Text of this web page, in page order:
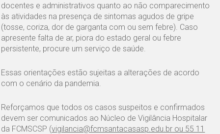
docentes e administrativos quanto ao não comparecimento
às atividades na presença de sintomas agudos de gripe
(tosse, coriza, dor de garganta com ou sem febre). Caso
apresente falta de ar, piora do estado geral ou febre
persistente, procure um serviço de saúde.
Essas orientações estão sujeitas a alterações de acordo
com o cenário da pandemia.
Reforçamos que todos os casos suspeitos e confirmados
devem ser comunicados ao Núcleo de Vigilância Hospitalar
da FCMSCSP (vigilancia@fcmsantacasasp.edu.br ou 55 11